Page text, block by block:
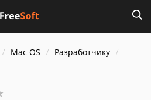
Mac OS
Разработчику